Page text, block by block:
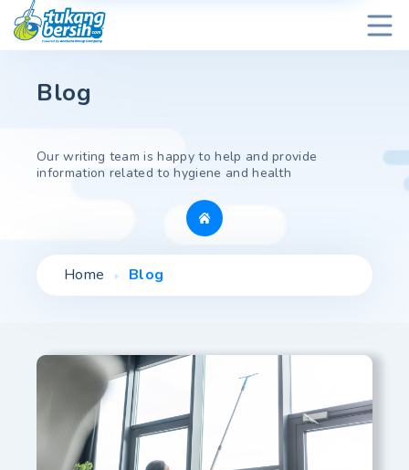
Blog
Our writing team is happy to help and provide
information related to hygiene and health
Home Blog